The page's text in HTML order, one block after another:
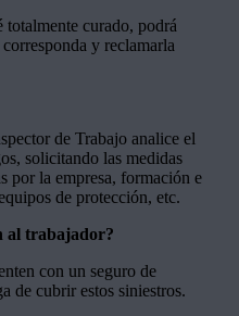
totalmente curado, podrá
y reclamarla
de Trabajo analice el
solicitando las medidas
por la empresa, formación e
de protección, etc.
al trabajador?
con un seguro de
de cubrir estos siniestros.